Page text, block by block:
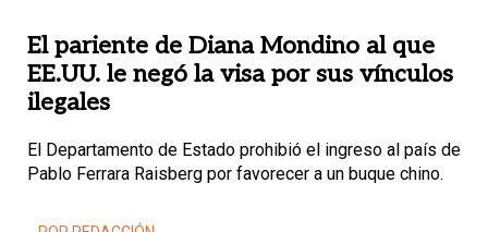
El pariente de Diana Mondino al que
EE.UU. le negó la visa por sus vínculos
ilegales
El Departamento de Estado prohibió el ingreso al país de
Pablo Ferrara Raisberg por favorecer a un buque chino.